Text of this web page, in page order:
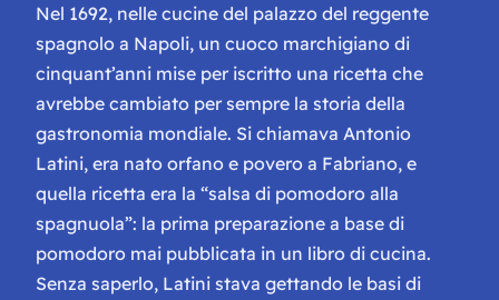
Nel 1692, nelle cucine del palazzo del reggente
spagnolo a Napoli, un cuoco marchigiano di
cinquant’anni mise per iscritto una ricetta che
avrebbe cambiato per sempre la storia della
gastronomia mondiale. Si chiamava Antonio
Latini, era nato orfano e povero a Fabriano, e
quella ricetta era la “salsa di pomodoro alla
spagnuola”: la prima preparazione a base di
pomodoro mai pubblicata in un libro di cucina.
Senza saperlo, Latini stava gettando le basi di